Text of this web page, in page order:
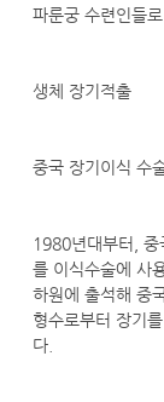
파룬궁 수련인들
생체 장기적출
중국 장기이식 수
1980년대부터, 중
를 이식수술에 사
하원에 출석해 중
형수로부터 장기
다.